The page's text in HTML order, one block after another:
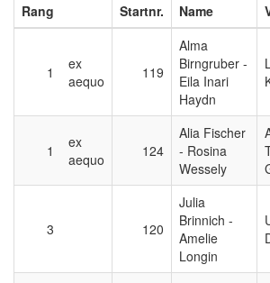
Rang Startnr. Name
1
ex
aequo
119
Alma
Birngruber -
Eila Inari
Haydn
1
ex
aequo
124
Alia Fischer
- Rosina
Wessely
3 120
Julia
Brinnich -
Amelie
Longin